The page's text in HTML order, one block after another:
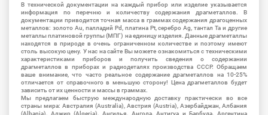
В технической документации на каждый прибор или изделие указывается
информация по перечню и количеству содержания драгметаллов. В
документации приводится точная масса в граммах содержания драгоценных
металлов: золото Au, палладий Pd, платина Pt, серебро Ag, тантал Ta и другие
металлы платиновой группы (МПГ) на единицу изделия. Данные драгметаллы
находятся в природе в очень ограниченном количестве и поэтому имеют
столь высокую цену. У нас на сайте Вы можете ознакомиться с техническими
характеристиками приборов и получить сведения о содержании
драгметаллов в приборах и радиодеталях производства СССР. Обращаем
ваше внимание, что часто реальное содержание драгметаллов на 10-25%
отличается от справочного в меньшую сторону! Цена драгметаллов будет
зависить от их ценности и массы в граммах.
Мы предлагаем быструю международную доставку практически во все
страны мира: Австралия (Australia), Австрия (Austria), Азербайджан, Албания
(Albania), Алжир (Algeria), Ангилья, Ангола, Антигуа и Барбуда, Аргентина